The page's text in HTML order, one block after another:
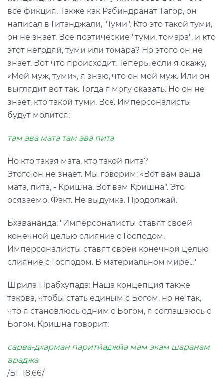
всё фикция. Также как Рабиндранат Тагор, он
написал в Гитанджали, "Туми". Кто это такой туми,
он не знает. Все поэтические "туми, томара", и кто
этот негодяй, туми или томара? Но этого он не
знает. Вот что происходит. Теперь, если я скажу,
«Мой муж, туми», я знаю, что он мой муж. Или он
выглядит вот так. Тогда я могу сказать. Но он не
знает, кто такой туми. Всё. Имперсоналисты
будут молится:
там эва мата там эва пита
Но кто такая мата, кто такой пита?
Этого он не знает. Мы говорим: «Вот вам ваша
мата, пита, - Кришна. Вот вам Кришна". Это
осязаемо. Факт. Не выдумка. Продолжай.
Бхавананда: "Имперсоналисты ставят своей
конечной целью слияние с Господом.
Имперсоналисты ставят своей конечной целью
слияние с Господом. В материальном мире..."
Шрила Прабхупада: Наша концепция также
такова, чтобы стать единым с Богом, но не так,
что я становлюсь одним с Богом, я соглашаюсь с
Богом. Кришна говорит:
сарва-дхарман паритйаджйа мам экам шаранам
враджа
/БГ 18.66/